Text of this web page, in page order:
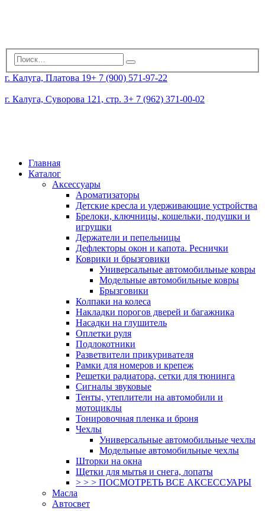
г. Калуга, Платова 19+ 7 (900) 571-97-22
г. Калуга, Суворова 121, стр. 3+ 7 (962) 371-00-02
Главная
Каталог
Аксессуары
Ароматизаторы
Детские кресла и удерживающие устройства
Брелоки, ключницы, кошельки, подушки и
игрушки
Держатели и пепельницы
Дефлекторы окон и капота. Реснички
Коврики и брызговики
Универсальные автомобильные ковры
Модельные автомобильные ковры
Брызговики
Колпаки на колеса
Накладки порогов дверей и багажника
Насадки на глушитель
Оплетки руля
Подлокотники
Разветвители прикуривателя
Рамки для номеров и крепеж
Решетки радиатора, сетки для тюнинга
Сигналы звуковые
Тенты, утеплители на автомобили и
мотоциклы
Тонировочная пленка и броня
Чехлы
Универсальные автомобильные чехлы
Модельные автомобильные чехлы
Шторки на окна
Щетки для мытья и снега, лопаты
> > > ПОСМОТРЕТЬ ВСЕ АКСЕССУАРЫ
Масла
Автосвет